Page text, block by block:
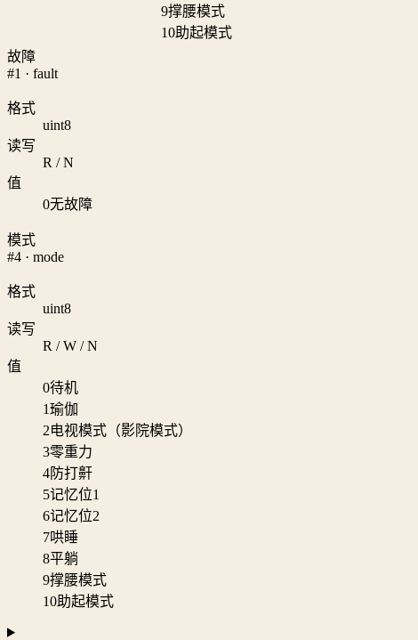
9撑腰模式
10助起模式
故障
#1 · fault
格式
uint8
读写
R / N
值
0无故障
模式
#4 · mode
格式
uint8
读写
R / W / N
值
0待机
1瑜伽
2电视模式（影院模式）
3零重力
4防打鼾
5记忆位1
6记忆位2
7哄睡
8平躺
9撑腰模式
10助起模式